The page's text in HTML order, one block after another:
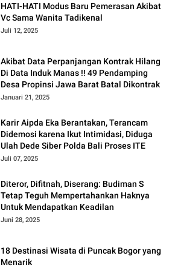
HATI-HATI Modus Baru Pemerasan Akibat
Vc Sama Wanita Tadikenal
Juli 12, 2025
Akibat Data Perpanjangan Kontrak Hilang
Di Data Induk Manas !! 49 Pendamping
Desa Propinsi Jawa Barat Batal Dikontrak
Januari 21, 2025
Karir Aipda Eka Berantakan, Terancam
Didemosi karena Ikut Intimidasi, Diduga
Ulah Dede Siber Polda Bali Proses ITE
Juli 07, 2025
Diteror, Difitnah, Diserang: Budiman S
Tetap Teguh Mempertahankan Haknya
Untuk Mendapatkan Keadilan
Juni 28, 2025
18 Destinasi Wisata di Puncak Bogor yang
Menarik